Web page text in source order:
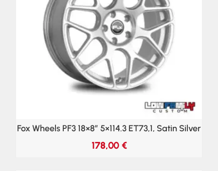
Fox Wheels PF3 18×8″ 5×114.3 ET73,1, Satin Silver
178,00 €